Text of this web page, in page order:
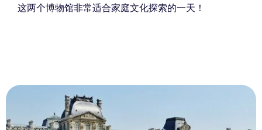
这两个博物馆非常适合家庭文化探索的一天！